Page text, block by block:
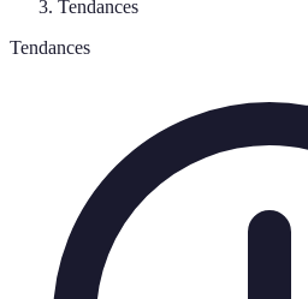
Tendances
Tendances